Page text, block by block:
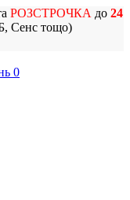
РОЗСТРОЧКА до 24
Сенс тощо)
0